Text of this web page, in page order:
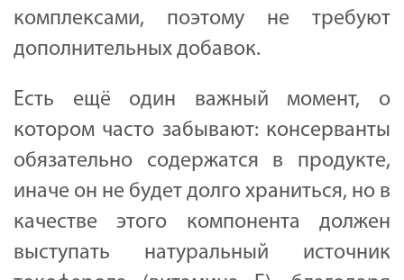
комплексами, поэтому не требуют
дополнительных добавок.
Есть ещё один важный момент, о
котором часто забывают: консерванты
обязательно содержатся в продукте,
иначе он не будет долго храниться, но в
качестве этого компонента должен
выступать натуральный источник